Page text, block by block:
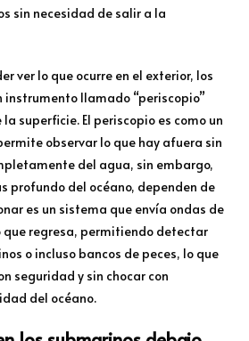
sin necesidad de salir a la
ver lo que ocurre en el exterior, los
instrumento llamado “periscopio”
superficie. El periscopio es como un
observar lo que hay afuera sin
del agua, sin embargo,
profundo del océano, dependen de
es un sistema que envía ondas de
que regresa, permitiendo detectar
o incluso bancos de peces, lo que
seguridad y sin chocar con
del océano.